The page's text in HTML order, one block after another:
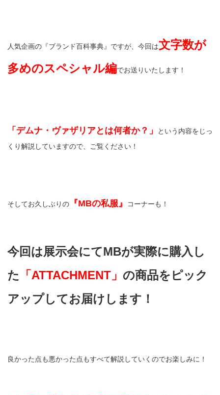
人気企画の『ブランド百科事典』ですが、今回は文字数が
多めのスペシャル編でお送りいたします！
「デムナ・ヴァザリアとは何者か？」
という内容をじっ
くり解説していますので、ご覧ください！
そしてお久しぶりの 『MBの私服』 コーナーも！
今回は展示会にてMBが実際に購入し
た
「ATTACHMENT」 の商品をピック
アップしてお届けします！
良かった点も悪かった点もすべて解説していくのでお楽しみに！